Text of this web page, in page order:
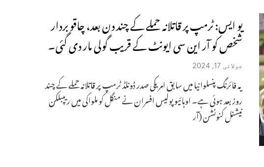
یو ایس: ٹرمپ پر قاتلانہ حملے کے چند دن بعد، چاقو بردار
شخص کو آر این سی ایونٹ کے قریب گولی مار دی گئی۔
جولائی 17, 2024
یہ فائرنگ پنسلوانیا میں سابق امریکی صدر ڈونلڈ ٹرمپ پر قاتلانہ حملے کے چند
روز بعد ہوئی ہے۔ اوہائیو پولیس افسران نے منگل کو ملواکی میں ریپبلکن
نیشنل کنونشن (آر